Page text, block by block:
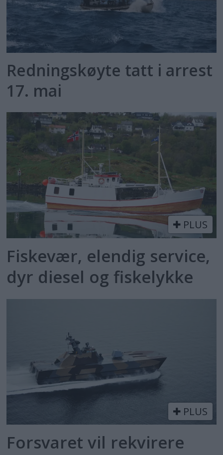
Redningskøyte tatt i arrest
17. mai
PLUS
Fiskevær, elendig service,
dyr diesel og fiskelykke
PLUS
Forsvaret vil rekvirere